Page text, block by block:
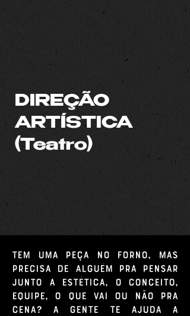
DIREÇÃO
ARTÍSTICA
(Teatro)
Tem uma peça no forno, mas
precisa de alguém pra pensar
junto a estética, o conceito,
equipe, o que vai ou não pra
cena? A gente te ajuda a